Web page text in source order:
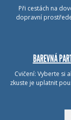
Při cestách na
dopravní
BAREVNÁ
Cvičení: Vyberte si
zkuste je uplatnit